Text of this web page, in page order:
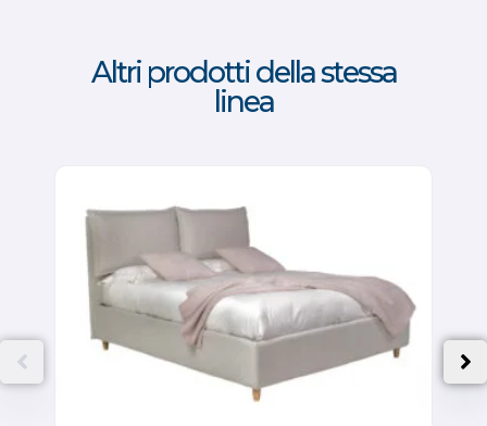
Altri prodotti della stessa
linea